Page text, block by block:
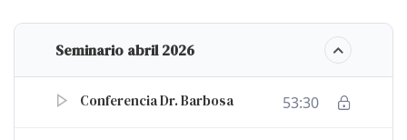
Seminario abril 2026
Conferencia Dr. Barbosa 53:30